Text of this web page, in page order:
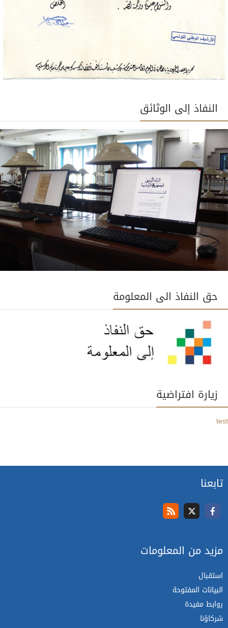
النفاذ إلى الوثائق
حق النفاذ الى المعلومة
زيارة افتراضية
test
تابعنا
مزيد من المعلومات
استقبال
البيانات المفتوحة
روابط مفيدة
شركاؤنا